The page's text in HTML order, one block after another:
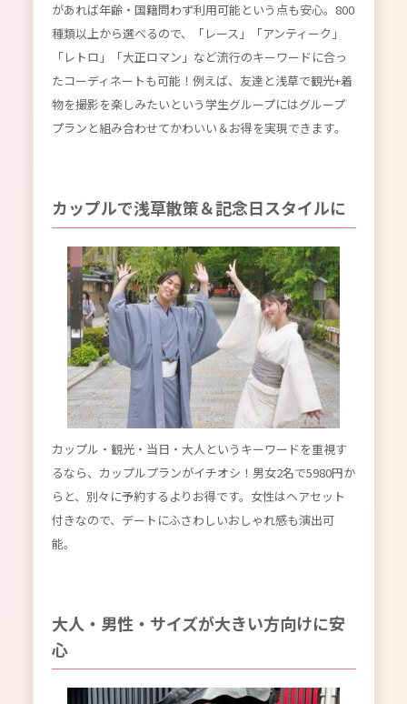
があれば年齢・国籍問わず利用可能という点も安心。800
種類以上から選べるので、「レース」「アンティーク」
「レトロ」「大正ロマン」など流行のキーワードに合っ
たコーディネートも可能！例えば、友達と浅草で観光+着
物を撮影を楽しみたいという学生グループにはグループ
プランと組み合わせてかわいい＆お得を実現できます。
カップルで浅草散策＆記念日スタイルに
カップル・観光・当日・大人というキーワードを重視す
るなら、カップルプランがイチオシ！男女2名で5980円か
らと、別々に予約するよりお得です。女性はヘアセット
付きなので、デートにふさわしいおしゃれ感も演出可
能。
大人・男性・サイズが大きい方向けに安
心